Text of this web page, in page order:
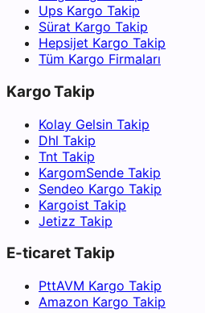
Ups Kargo Takip
Sürat Kargo Takip
Hepsijet Kargo Takip
Tüm Kargo Firmaları
Kargo Takip
Kolay Gelsin Takip
Dhl Takip
Tnt Takip
KargomSende Takip
Sendeo Kargo Takip
Kargoist Takip
Jetizz Takip
E-ticaret Takip
PttAVM Kargo Takip
Amazon Kargo Takip